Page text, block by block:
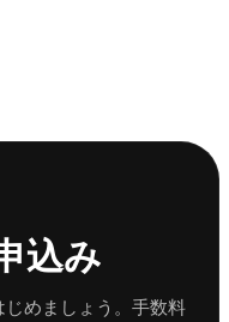
込み
めましょう。手数料